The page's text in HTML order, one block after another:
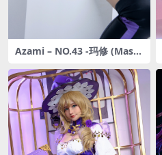
Azami – NO.43 -玛修 (Mash